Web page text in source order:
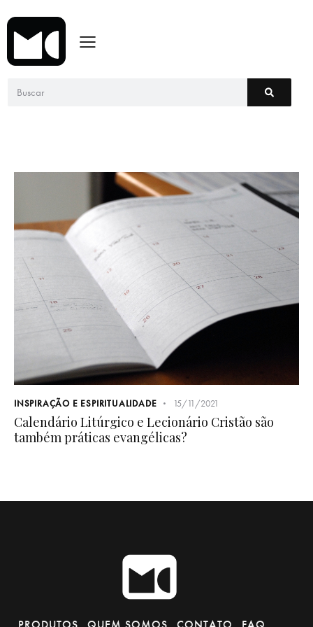
INSPIRAÇÃO E ESPIRITUALIDADE 15/11/2021
Calendário Litúrgico e Lecionário Cristão são
também práticas evangélicas?